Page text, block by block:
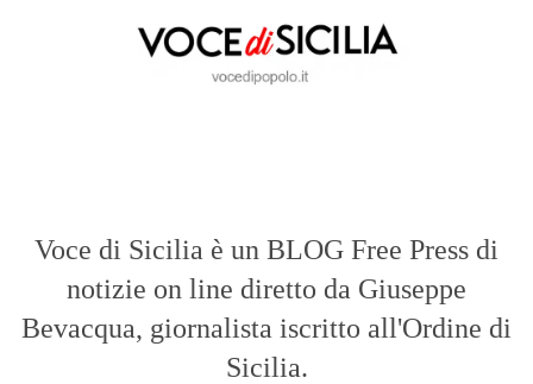
Voce di Sicilia è un BLOG Free Press di
notizie on line diretto da Giuseppe
Bevacqua, giornalista iscritto all'Ordine di
Sicilia.